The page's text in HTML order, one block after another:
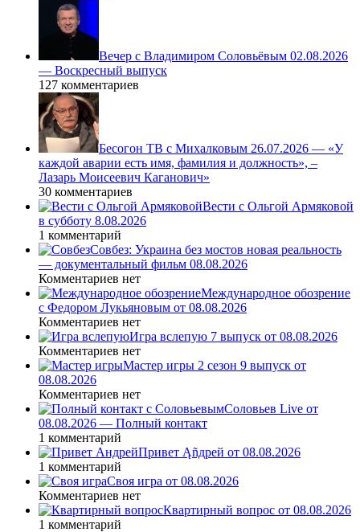
Вечер с Владимиром Соловьёвым 02.08.2026
— Воскресный выпуск
127 комментариев
Бесогон ТВ с Михалковым 26.07.2026 — «У
каждой аварии есть имя, фамилия и должность», –
Лазарь Моисеевич Каганович»
30 комментариев
Вести с Ольгой Армяковой
в субботу 8.08.2026
1 комментарий
Совбез: Украина без мостов новая реальность
— документальный фильм 08.08.2026
Комментариев нет
Международное обозрение
с Федором Лукьяновым от 08.08.2026
Комментариев нет
Игра вслепую 7 выпуск от 08.08.2026
Комментариев нет
Мастер игры 2 сезон 9 выпуск от
08.08.2026
Комментариев нет
Соловьев Live от
08.08.2026 — Полный контакт
1 комментарий
Привет Ąñдpей от 08.08.2026
1 комментарий
Своя игра от 08.08.2026
Комментариев нет
Квартирный вопрос от 08.08.2026
1 комментарий